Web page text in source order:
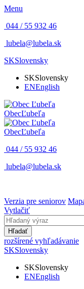
Menu
044 / 55 932 46
lubela@lubela.sk
SKSlovensky
SKSlovensky
ENEnglish
ObecĽubeľa
ObecĽubeľa
044 / 55 932 46
lubela@lubela.sk
Verzia pre seniorov
Vytlačiť
Hľadať
rozšírené vyhľadávanie
SKSlovensky
SKSlovensky
ENEnglish